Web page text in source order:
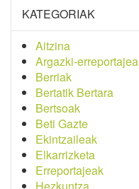
KATEGORIAK
Aitzina
Argazki-erreportajea
Berriak
Bertatik Bertara
Bertsoak
Beti Gazte
Ekintzaileak
Elkarrizketa
Erreportajeak